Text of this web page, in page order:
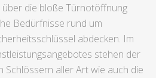
über die bloße Türnotöffnung
Bedürfnisse rund um
abdecken. Im
stehen der
Schlössern aller Art wie auch die